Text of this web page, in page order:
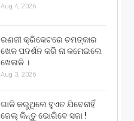
Aug 4, 2026
ରଣଜୀ କ୍ରିକେଟରେ ଚମତ୍କାର
ଖେଳ ପଦର୍ଶନ କରି ନା କମେଇଲେ
ଖେଳାଳି ।
Aug 3, 2026
ଗାଳି କରୁଥିଲେ ହୁଏତ ଯିବେନାହିଁ
ଜେଲ୍ କିନ୍ତୁ ଭୋଗିବେ ସଜା !